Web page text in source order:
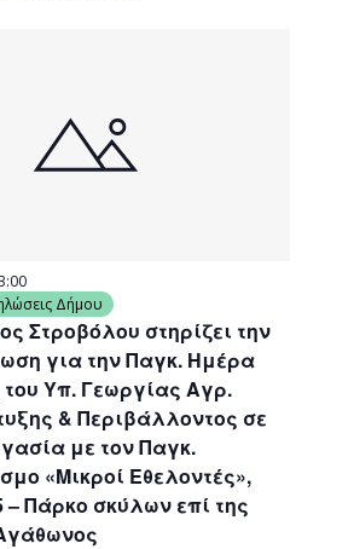
Στροβόλου στηρίζει την
για την Παγκ. Ημέρα
Υπ. Γεωργίας Αγρ.
& Περιβάλλοντος σε
με τον Παγκ.
«Μικροί Εθελοντές»,
– Πάρκο σκύλων επί της
Δήμου